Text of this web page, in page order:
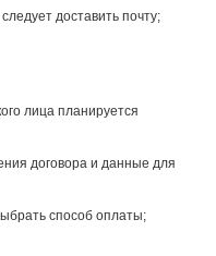
доставить почту;
лица планируется
договора и данные для
способ оплаты;